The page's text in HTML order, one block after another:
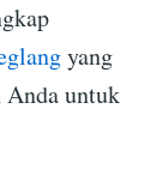
yang
Anda untuk